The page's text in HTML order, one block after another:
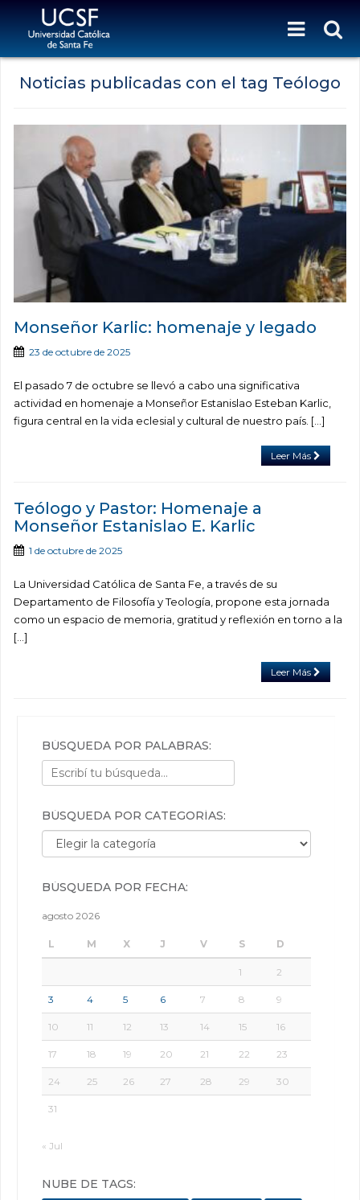
Noticias publicadas con el tag Teólogo
Monseñor Karlic: homenaje y legado
23 de octubre de 2025
El pasado 7 de octubre se llevó a cabo una significativa
actividad en homenaje a Monseñor Estanislao Esteban Karlic,
figura central en la vida eclesial y cultural de nuestro país. […]
Leer Más
Teólogo y Pastor: Homenaje a
Monseñor Estanislao E. Karlic
1 de octubre de 2025
La Universidad Católica de Santa Fe, a través de su
Departamento de Filosofía y Teología, propone esta jornada
como un espacio de memoria, gratitud y reflexión en torno a la
[…]
Leer Más
BÚSQUEDA POR PALABRAS:
BÚSQUEDA POR CATEGORÍAS:
Búsqueda por categorías:
BÚSQUEDA POR FECHA:
agosto 2026
L M X J V S D
1 2
3 4 5 6 7 8 9
10 11 12 13 14 15 16
17 18 19 20 21 22 23
24 25 26 27 28 29 30
31
« Jul
NUBE DE TAGS: